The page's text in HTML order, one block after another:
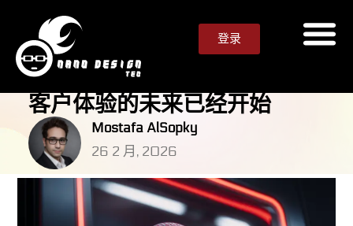
登录
客户体验的未来已经开始
Mostafa AlSopky
26 2 月, 2026